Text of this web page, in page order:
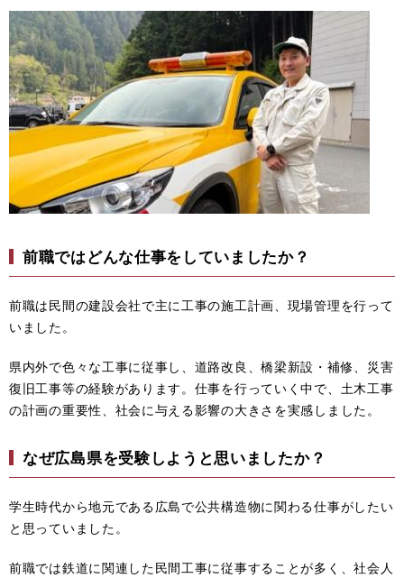
前職ではどんな仕事をしていましたか？
前職は民間の建設会社で主に工事の施工計画、現場管理を行って
いました。
県内外で色々な工事に従事し、道路改良、橋梁新設・補修、災害
復旧工事等の経験があります。仕事を行っていく中で、土木工事
の計画の重要性、社会に与える影響の大きさを実感しました。
なぜ広島県を受験しようと思いましたか？
学生時代から地元である広島で公共構造物に関わる仕事がしたい
と思っていました。
前職では鉄道に関連した民間工事に従事することが多く、社会人